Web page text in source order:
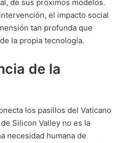
de sus próximos modelos.
el impacto social
tan profunda que
la propia tecnología.
de la
los pasillos del Vaticano
Silicon Valley no es la
necesidad humana de